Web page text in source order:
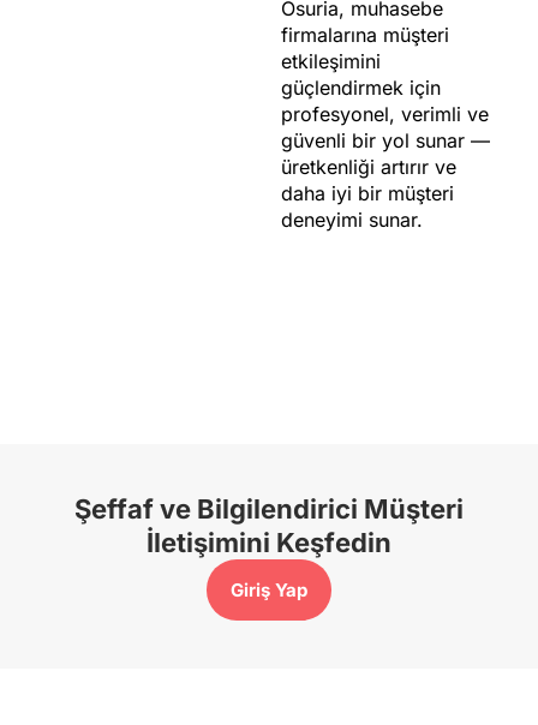
Osuria, muhasebe
firmalarına müşteri
etkileşimini
güçlendirmek için
profesyonel, verimli ve
güvenli bir yol sunar —
üretkenliği artırır ve
daha iyi bir müşteri
deneyimi sunar.
Şeffaf ve Bilgilendirici Müşteri
İletişimini Keşfedin
Giriş Yap​